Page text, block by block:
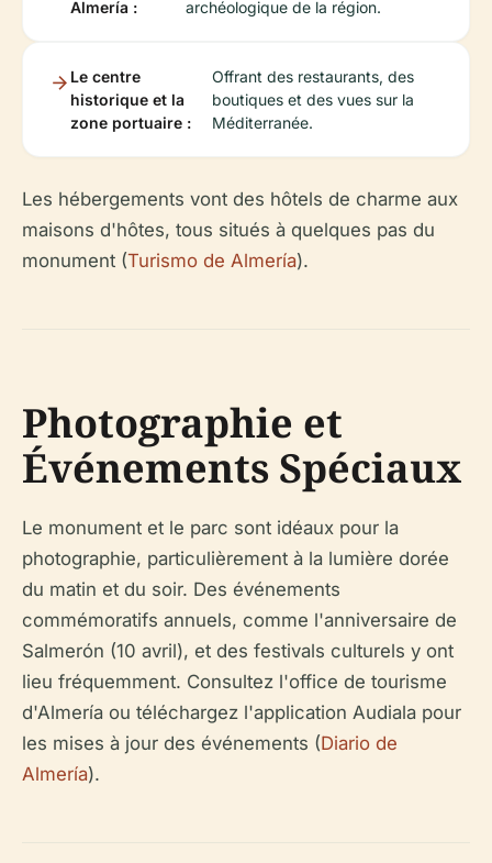
Almería :
archéologique de la région.
Le centre
historique et la
zone portuaire :
Offrant des restaurants, des
boutiques et des vues sur la
Méditerranée.
Les hébergements vont des hôtels de charme aux
maisons d'hôtes, tous situés à quelques pas du
monument (Turismo de Almería).
Photographie et
Événements Spéciaux
Le monument et le parc sont idéaux pour la
photographie, particulièrement à la lumière dorée
du matin et du soir. Des événements
commémoratifs annuels, comme l'anniversaire de
Salmerón (10 avril), et des festivals culturels y ont
lieu fréquemment. Consultez l'office de tourisme
d'Almería ou téléchargez l'application Audiala pour
les mises à jour des événements (Diario de
Almería).